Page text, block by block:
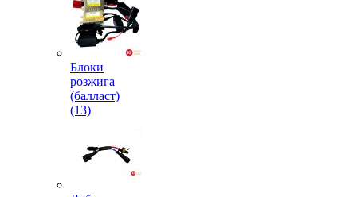
Блоки
розжига
(балласт)
(13)